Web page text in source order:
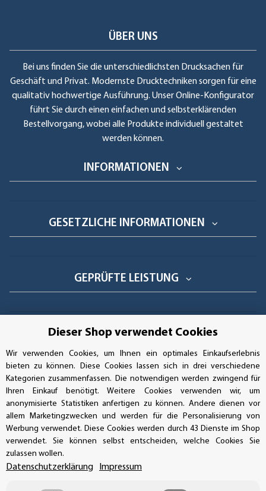
ÜBER UNS
Bei uns finden Sie die unterschiedlichsten Drucksachen für
Geschäft und Privat. Modernste Drucktechniken sorgen für eine
qualitativ hochwertige Ausführung. Unser Online-Konfigurator
führt Sie durch einen einfachen und selbsterklärenden
Bestellvorgang, wobei alle Produkte individuell gestaltet
werden können.
INFORMATIONEN
GESETZLICHE INFORMATIONEN
GEPRÜFTE LEISTUNG
AUFKLEBERDEALER STORE
Handwerkerring 1, D-39326 Wolmirstedt
Bestellungen/Support: +49 (0)39-201-28-98-10
Buchhaltung: +49 (0)39-201-28-98-17
info@aufkleberdealer.de
UNSER AFFILIATE-PROGRAMM
Dieser Shop verwendet Cookies
Wir verwenden Cookies, um Ihnen ein optimales Einkaufserlebnis
bieten zu können. Diese Cookies lassen sich in drei verschiedene
Kategorien zusammenfassen. Die notwendigen werden zwingend für
Ihren Einkauf benötigt. Weitere Cookies verwenden wir, um
anonymisierte Statistiken anfertigen zu können. Andere dienen vor
allem Marketingzwecken und werden für die Personalisierung von
Werbung verwendet. Diese Cookies werden durch 43 Dienste im Shop
verwendet. Sie können selbst entscheiden, welche Cookies Sie
zulassen wollen.
Datenschutzerklärung Impressum